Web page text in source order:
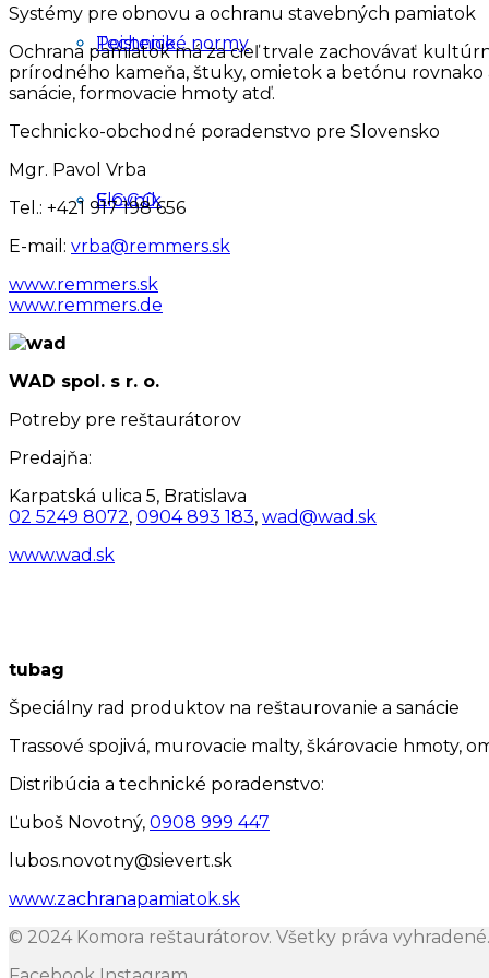
Poistenie
Slovník
Technické normy
E.C.C.O.
Systémy pre obnovu a ochranu stavebných pamiatok
Ochrana pamiatok má za cieľ trvale zachovávať
prírodného kameňa, štuky, omietok a betónu rovnako
sanácie, formovacie hmoty atď.
Technicko-obchodné poradenstvo pre Slovensko
Mgr. Pavol Vrba
Tel.: +421 917 198 656
E-mail: vrba@remmers.sk
www.remmers.sk
www.remmers.de
WAD spol. s r. o.
Potreby pre reštaurátorov
Predajňa:
Karpatská ulica 5, Bratislava
02 5249 8072, 0904 893 183, wad@wad.sk
www.wad.sk
tubag
Špeciálny rad produktov na reštaurovanie a sanácie
Trassové spojivá, murovacie malty, škárovacie hmoty,
Distribúcia a technické poradenstvo:
Ľuboš Novotný, 0908 999 447
lubos.novotny@sievert.sk
www.zachranapamiatok.sk
© 2024 Komora reštaurátorov. Všetky práva vyhradené.